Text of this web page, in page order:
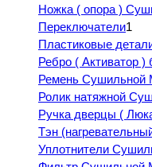
Ножка ( опора )
Переключатели1
Пластиковые
Ребро ( Активатор
Ремень
Ролик натяжной
Ручка дверцы (
Тэн
Уплотнители